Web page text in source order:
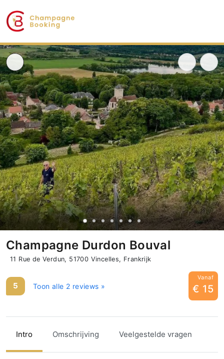
Champagne Durdon Bouval
11 Rue de Verdun, 51700 Vincelles, Frankrijk
5 Toon alle 2 reviews »
Vanaf
€ 15
Intro Omschrijving Veelgestelde vragen